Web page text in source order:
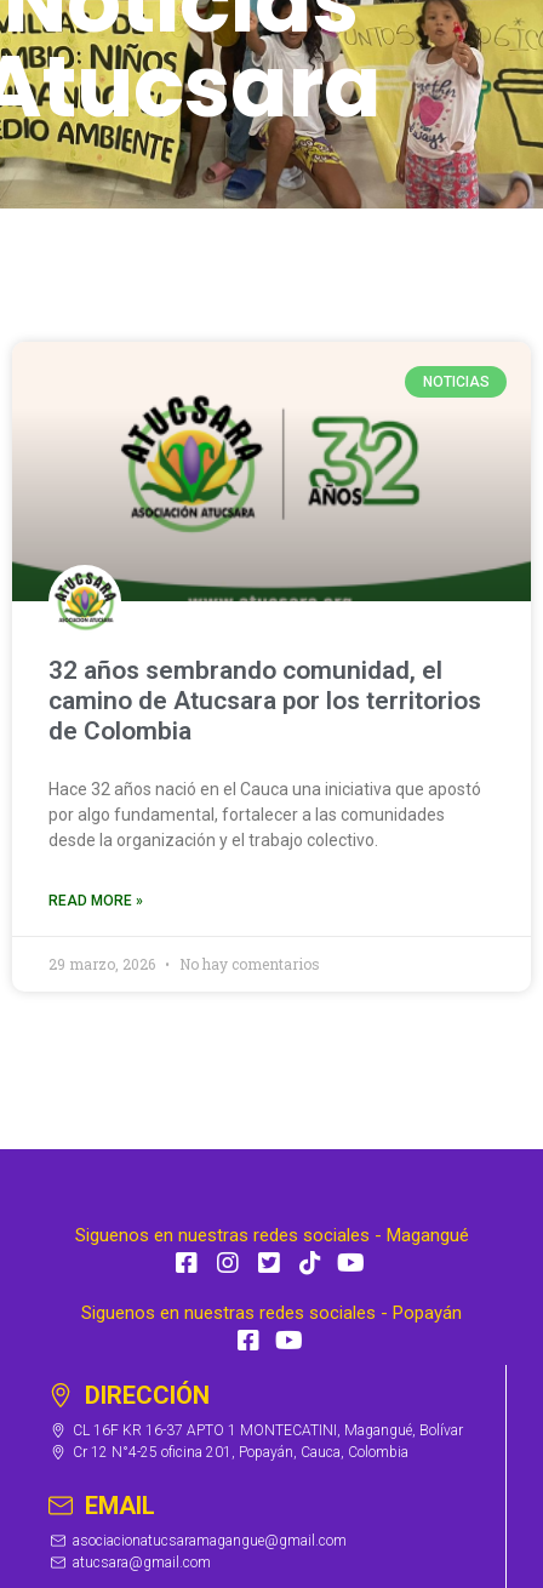
NOTICIAS
32 años sembrando comunidad, el
camino de Atucsara por los territorios
de Colombia
Hace 32 años nació en el Cauca una iniciativa que apostó
por algo fundamental, fortalecer a las comunidades
desde la organización y el trabajo colectivo.
READ MORE »
29 marzo, 2026 No hay comentarios
Siguenos en nuestras redes sociales - Magangué
Siguenos en nuestras redes sociales - Popayán
DIRECCIÓN
CL 16F KR 16-37 APTO 1 MONTECATINI, Magangué, Bolívar
Cr 12 N°4-25 oficina 201, Popayán, Cauca, Colombia
EMAIL
asociacionatucsaramagangue@gmail.com
atucsara@gmail.com